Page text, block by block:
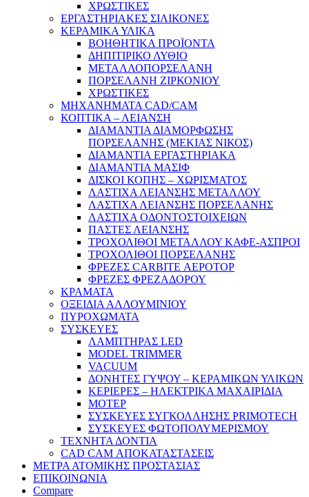
ΧΡΩΣΤΙΚΕΣ
ΕΡΓΑΣΤΗΡΙΑΚΕΣ ΣΙΛΙΚΟΝΕΣ
ΚΕΡΑΜΙΚΑ ΥΛΙΚΑ
ΒΟΗΘΗΤΙΚΑ ΠΡΟΪΟΝΤΑ
ΔΗΠΙΤΙΡΙΚΟ ΛΥΘΙΟ
ΜΕΤΑΛΛΟΠΟΡΣΕΛΑΝΗ
ΠΟΡΣΕΛΑΝΗ ΖΙΡΚΟΝΙΟΥ
ΧΡΩΣΤΙΚΕΣ
ΜΗΧΑΝΗΜΑΤΑ CAD/CAM
ΚΟΠΤΙΚΑ – ΛΕΙΑΝΣΗ
ΔΙΑΜΑΝΤΙΑ ΔΙΑΜΟΡΦΩΣΗΣ
ΠΟΡΣΕΛΑΝΗΣ (ΜΕΚΙΑΣ ΝΙΚΟΣ)
ΔΙΑΜΑΝΤΙΑ ΕΡΓΑΣΤΗΡΙΑΚΑ
ΔΙΑΜΑΝΤΙΑ ΜΑΣΙΦ
ΔΙΣΚΟΙ ΚΟΠΗΣ – ΧΩΡΙΣΜΑΤΟΣ
ΛΑΣΤΙΧΑ ΛΕΙΑΝΣΗΣ ΜΕΤΑΛΛΟΥ
ΛΑΣΤΙΧΑ ΛΕΙΑΝΣΗΣ ΠΟΡΣΕΛΑΝΗΣ
ΛΑΣΤΙΧΑ ΟΔΟΝΤΟΣΤΟΙΧΕΙΩΝ
ΠΑΣΤΕΣ ΛΕΙΑΝΣΗΣ
ΤΡΟΧΟΛΙΘΟΙ ΜΕΤΑΛΛΟΥ ΚΑΦΕ-ΑΣΠΡΟΙ
ΤΡΟΧΟΛΙΘΟΙ ΠΟΡΣΕΛΑΝΗΣ
ΦΡΕΖΕΣ CARBITE ΑΕΡΟΤΟΡ
ΦΡΕΖΕΣ ΦΡΕΖΑΔΟΡΟΥ
ΚΡΑΜΑΤΑ
ΟΞΕΙΔΙΑ ΑΛΛΟΥΜΙΝΙΟΥ
ΠΥΡΟΧΩΜΑΤΑ
ΣΥΣΚΕΥΕΣ
ΛΑΜΠΤΗΡΑΣ LED
MODEL TRIMMER
VACUUM
ΔΟΝΗΤΕΣ ΓΥΨΟΥ – ΚΕΡΑΜΙΚΩΝ ΥΛΙΚΩΝ
ΚΕΡΙΕΡΕΣ – ΗΛΕΚΤΡΙΚΑ ΜΑΧΑΙΡΙΔΙΑ
ΜΟΤΕΡ
ΣΥΣΚΕΥΕΣ ΣΥΓΚΟΛΛΗΣΗΣ PRIMOTECH
ΣΥΣΚΕΥΕΣ ΦΩΤΟΠΟΛΥΜΕΡΙΣΜΟΥ
ΤΕΧΝΗΤΑ ΔΟΝΤΙΑ
CAD CAM ΑΠΟΚΑΤΑΣΤΑΣΕΙΣ
ΜΕΤΡΑ ΑΤΟΜΙΚΗΣ ΠΡΟΣΤΑΣΙΑΣ
ΕΠΙΚΟΙΝΩΝΙΑ
Compare